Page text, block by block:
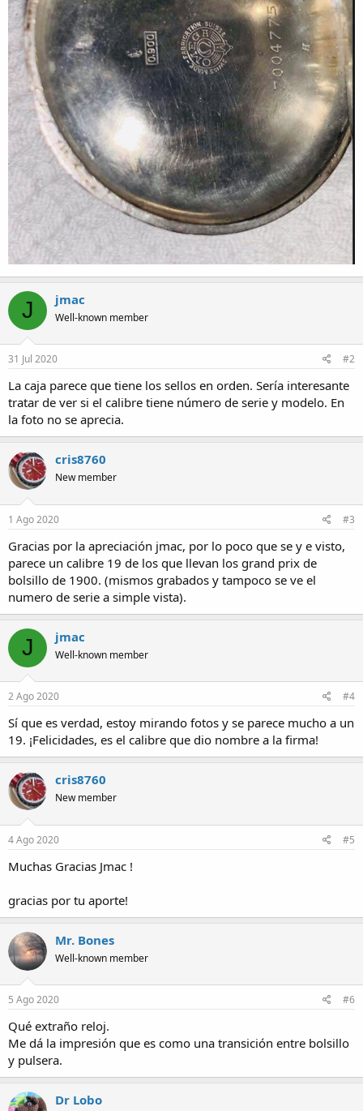
J jmac
Well-known member
31 Jul 2020 #2
La caja parece que tiene los sellos en orden. Sería interesante
tratar de ver si el calibre tiene número de serie y modelo. En
la foto no se aprecia.
cris8760
New member
1 Ago 2020 #3
Gracias por la apreciación jmac, por lo poco que se y e visto,
parece un calibre 19 de los que llevan los grand prix de
bolsillo de 1900. (mismos grabados y tampoco se ve el
numero de serie a simple vista).
J jmac
Well-known member
2 Ago 2020 #4
Sí que es verdad, estoy mirando fotos y se parece mucho a un
19. ¡Felicidades, es el calibre que dio nombre a la firma!
cris8760
New member
4 Ago 2020 #5
Muchas Gracias Jmac !
gracias por tu aporte!
Mr. Bones
Well-known member
5 Ago 2020 #6
Qué extraño reloj.
Me dá la impresión que es como una transición entre bolsillo
y pulsera.
Dr Lobo